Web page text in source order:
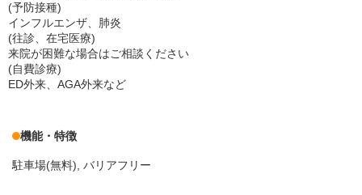
(予防接種)
インフルエンザ、肺炎
(往診、在宅医療)
来院が困難な場合はご相談ください
(自費診療)
ED外来、AGA外来など
機能・特徴
駐車場(無料) バリアフリー